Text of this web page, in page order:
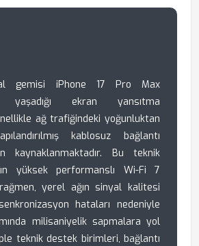
gemisi iPhone 17 Pro Max
yaşadığı ekran yansıtma
ağ trafiğindeki yoğunluktan
kablosuz bağlantı
kaynaklanmaktadır. Bu teknik
yüksek performanslı Wi-Fi 7
yerel ağın sinyal kalitesi
hataları nedeniyle
milisaniyelik sapmalara yol
teknik destek birimleri, bağlantı